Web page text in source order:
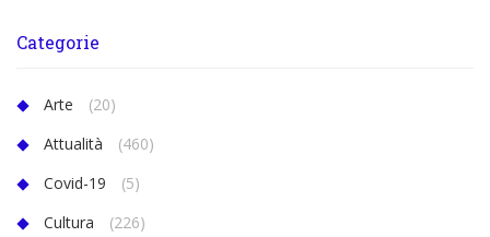
Categorie
Arte
(20)
Attualità
(460)
Covid-19
(5)
Cultura
(226)